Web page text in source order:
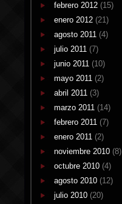
febrero 2012 (15)
enero 2012 (21)
agosto 2011 (4)
julio 2011 (7)
junio 2011 (10)
mayo 2011 (2)
abril 2011 (3)
marzo 2011 (14)
febrero 2011 (7)
enero 2011 (2)
noviembre 2010 (8)
octubre 2010 (4)
agosto 2010 (12)
julio 2010 (20)